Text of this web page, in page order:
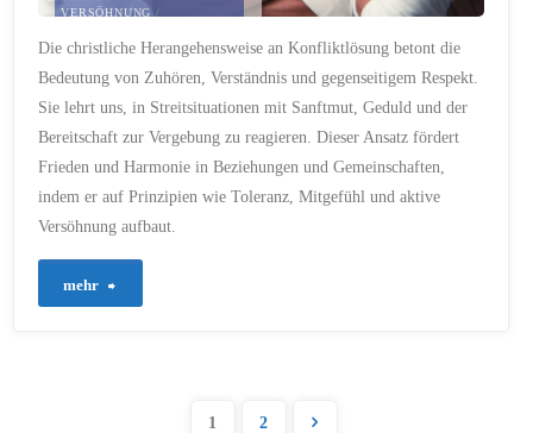
Konflikts"
VERSÖHNUNG /
VERSTEHEN /ZUHÖREN
28. NOVEMBER 2023
Die christliche Herangehensweise an Konfliktlösung betont die
Bedeutung von Zuhören, Verständnis und gegenseitigem Respekt.
Sie lehrt uns, in Streitsituationen mit Sanftmut, Geduld und der
Bereitschaft zur Vergebung zu reagieren. Dieser Ansatz fördert
Frieden und Harmonie in Beziehungen und Gemeinschaften,
indem er auf Prinzipien wie Toleranz, Mitgefühl und aktive
Versöhnung aufbaut.
mehr
1 2